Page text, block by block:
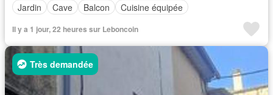
Jardin
Cave Balcon Cuisine équipée
Il y a 1 jour, 22 heures sur Leboncoin
Très demandée